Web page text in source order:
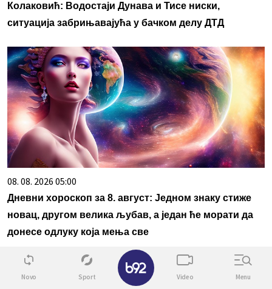
Колаковић: Водостаји Дунава и Тисе ниски,
ситуација забрињавајућа у бачком делу ДТД
08. 08. 2026 05:00
Дневни хороскоп за 8. август: Једном знаку стиже
новац, другом велика љубав, а један ће морати да
донесе одлуку која мења све
Povezane vesti
Novo Sport Video Menu
✕